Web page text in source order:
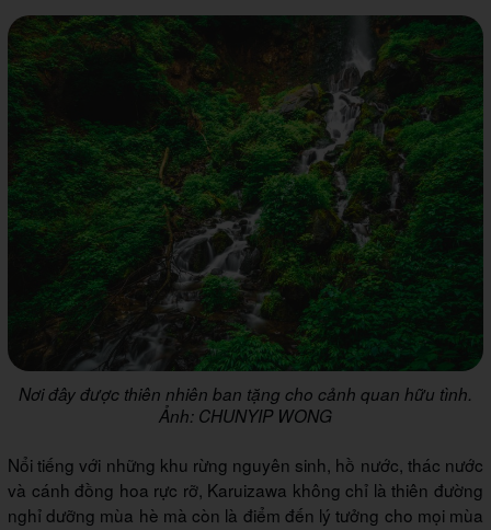
Nơi đây được thiên nhiên ban tặng cho cảnh quan hữu tình.
Ảnh: CHUNYIP WONG
Nổi tiếng với những khu rừng nguyên sinh, hồ nước, thác nước
và cánh đồng hoa rực rỡ, Karuizawa không chỉ là thiên đường
nghỉ dưỡng mùa hè mà còn là điểm đến lý tưởng cho mọi mùa